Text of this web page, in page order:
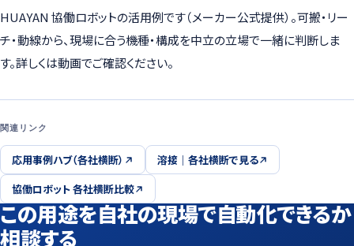
HUAYAN 協働ロボットの活用例です（メーカー公式提供）。可搬・リー
チ・動線から、現場に合う機種・構成を中立の立場で一緒に判断しま
す。詳しくは動画でご確認ください。
関連リンク
応用事例ハブ（各社横断）
溶接｜各社横断で見る
協働ロボット 各社横断比較
この用途を自社の現場で自動化できるか
相談する